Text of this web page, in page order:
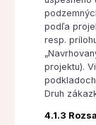
podľa
resp.
projektu).
Druh
4.1.3